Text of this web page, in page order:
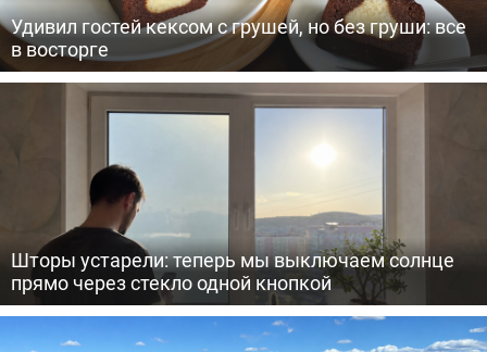
Удивил гостей кексом с грушей, но без груши: все
в восторге
Шторы устарели: теперь мы выключаем солнце
прямо через стекло одной кнопкой